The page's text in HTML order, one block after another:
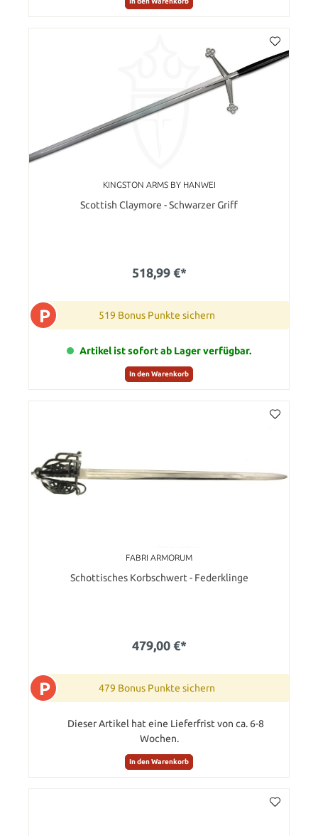
KINGSTON ARMS BY HANWEI
Scottish Claymore - Schwarzer Griff
518,99 €*
P 519 Bonus Punkte sichern
Artikel ist sofort ab Lager verfügbar.
In den Warenkorb
FABRI ARMORUM
Schottisches Korbschwert - Federklinge
479,00 €*
P 479 Bonus Punkte sichern
Dieser Artikel hat eine Lieferfrist von ca. 6-8
Wochen.
In den Warenkorb